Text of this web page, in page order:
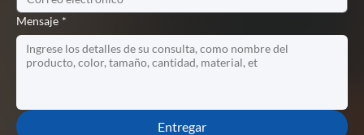
Mensaje *
Entregar